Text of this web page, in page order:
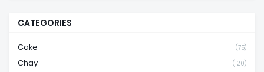
CATEGORIES
Cake (75)
Chay (120)